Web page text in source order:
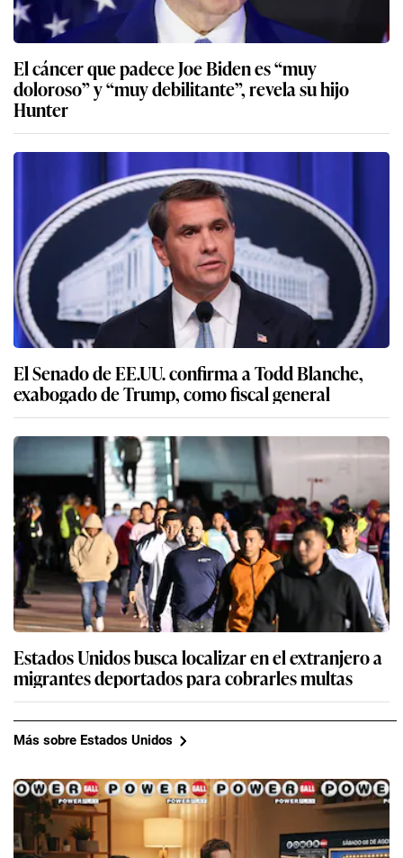
El cáncer que padece Joe Biden es “muy
doloroso” y “muy debilitante”, revela su hijo
Hunter
El Senado de EE.UU. confirma a Todd Blanche,
exabogado de Trump, como fiscal general
Estados Unidos busca localizar en el extranjero a
migrantes deportados para cobrarles multas
Más sobre Estados Unidos